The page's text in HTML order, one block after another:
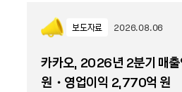
보도자료 2026.08.06
카카오, 2026년 2분기 매
원・영업이익 2,770억 원